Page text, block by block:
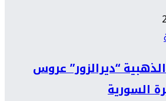
“ديرالزور” عروس
السورية